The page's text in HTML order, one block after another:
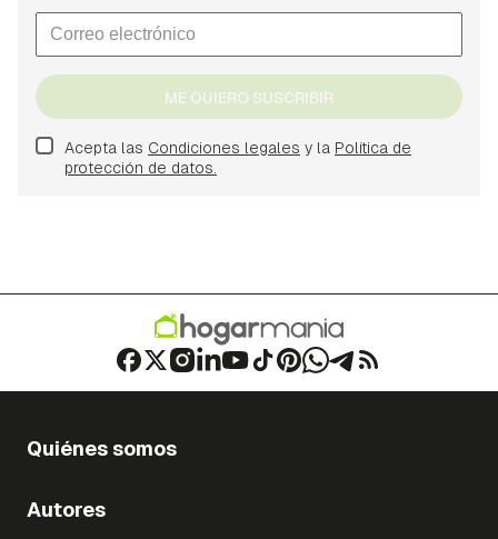
ME QUIERO SUSCRIBIR
Acepta las Condiciones legales y la Política de
protección de datos.
Quiénes somos
Autores